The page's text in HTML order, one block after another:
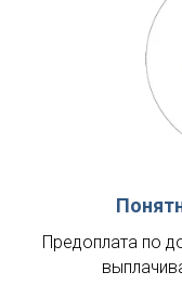
Предоплата по